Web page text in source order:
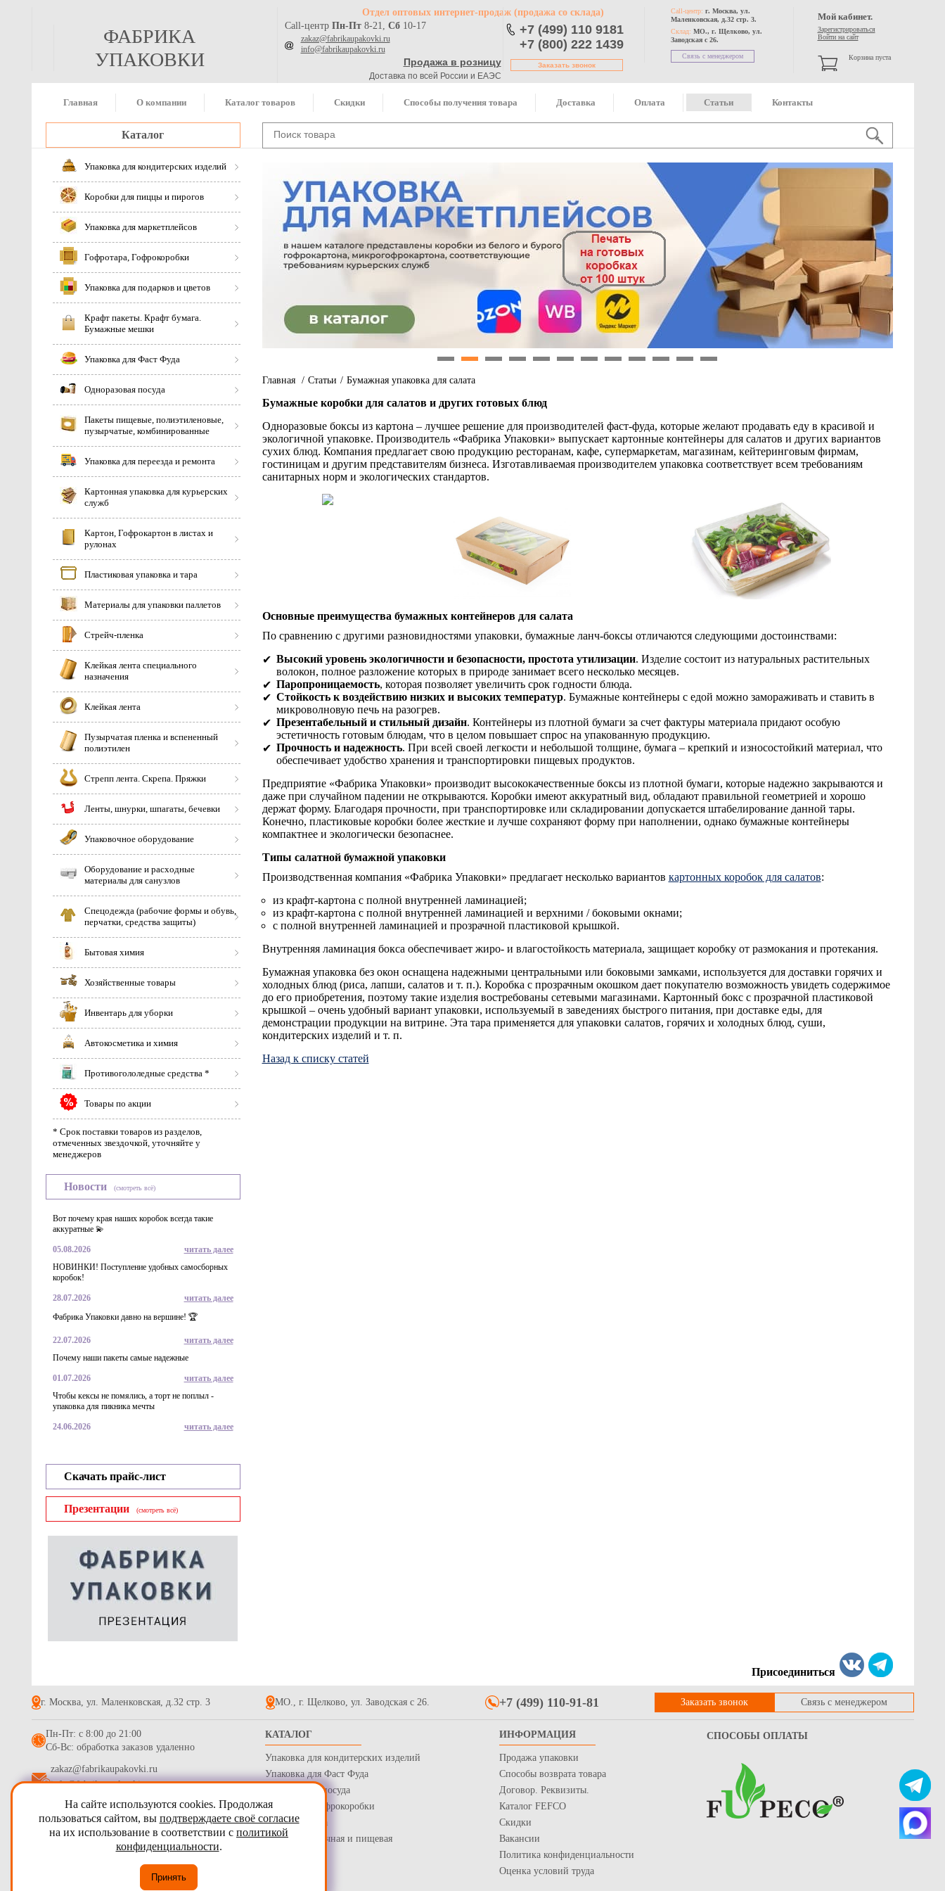
ФАБРИКА
УПАКОВКИ
Отдел оптовых интернет-продаж(продажа со склада)
Call-центр Пн-Пт8-21, Сб10-17
zakaz@fabrikaupakovki.ru
info@fabrikaupakovki.ru
Продажа в розницу
Доставка по всей России и ЕАЭС
+7 (499) 110 9181
+7 (800) 222 1439
Заказать звонок
Call-центр: г. Москва, ул.
Маленковская, д.32 стр. 3.
Склад: МО., г. Щелково, ул.
Заводская с 26.
Связь с менеджером
Мой кабинет.
Зарегистрироваться
Войти на сайт
Корзина пуста
Главная О компании Каталог товаров Скидки Способы получения товара Доставка Оплата Статьи Контакты
Каталог
Упаковка для кондитерских изделий
Коробки для пиццы и пирогов
Упаковка для маркетплейсов
Гофротара, Гофрокоробки
Упаковка для подарков и цветов
Крафт пакеты. Крафт бумага.
Бумажные мешки
Упаковка для Фаст Фуда
Одноразовая посуда
Пакеты пищевые, полиэтиленовые,
пузырчатые, комбинированные
Упаковка для переезда и ремонта
Картонная упаковка для курьерских
служб
Картон, Гофрокартон в листах и
рулонах
Пластиковая упаковка и тара
Материалы для упаковки паллетов
Стрейч-пленка
Клейкая лента специального
назначения
Клейкая лента
Пузырчатая пленка и вспененный
полиэтилен
Стрепп лента. Скрепа. Пряжки
Ленты, шнурки, шпагаты, бечевки
Упаковочное оборудование
Оборудование и расходные
материалы для санузлов
Спецодежда (рабочие формы и обувь,
перчатки, средства защиты)
Бытовая химия
Хозяйственные товары
Инвентарь для уборки
Автокосметика и химия
Противогололедные средства *
Товары по акции
* Срок поставки товаров из разделов,
отмеченных звездочкой, уточняйте у
менеджеров
Новости (смотреть всё)
Вот почему края наших коробок всегда такие
аккуратные 💫
05.08.2026
читать далее
НОВИНКИ! Поступление удобных самосборных
коробок!
28.07.2026
читать далее
Фабрика Упаковки давно на вершине! 🏆
22.07.2026
читать далее
Почему наши пакеты самые надежные
01.07.2026
читать далее
Чтобы кексы не помялись, а торт не поплыл -
упаковка для пикника мечты
24.06.2026 читать далее
Скачать прайс-лист
Презентации (смотреть всё)
Главная / Статьи / Бумажная упаковка для салата
Бумажные коробки для салатов и других готовых блюд
Одноразовые боксы из картона – лучшее решение для производителей фаст-фуда, которые желают продавать еду в красивой и
экологичной упаковке. Производитель «Фабрика Упаковки» выпускает картонные контейнеры для салатов и других вариантов
сухих блюд. Компания предлагает свою продукцию ресторанам, кафе, супермаркетам, магазинам, кейтеринговым фирмам,
гостиницам и другим представителям бизнеса. Изготавливаемая производителем упаковка соответствует всем требованиям
санитарных норм и экологических стандартов.
Основные преимущества бумажных контейнеров для салата
По сравнению с другими разновидностями упаковки, бумажные ланч-боксы отличаются следующими достоинствами:
Высокий уровень экологичности и безопасности, простота утилизации. Изделие состоит из натуральных растительных
волокон, полное разложение которых в природе занимает всего несколько месяцев.
Паропроницаемость, которая позволяет увеличить срок годности блюда.
Стойкость к воздействию низких и высоких температур. Бумажные контейнеры с едой можно замораживать и ставить в
микроволновую печь на разогрев.
Презентабельный и стильный дизайн. Контейнеры из плотной бумаги за счет фактуры материала придают особую
эстетичность готовым блюдам, что в целом повышает спрос на упакованную продукцию.
Прочность и надежность. При всей своей легкости и небольшой толщине, бумага – крепкий и износостойкий материал, что
обеспечивает удобство хранения и транспортировки пищевых продуктов.
Предприятие «Фабрика Упаковки» производит высококачественные боксы из плотной бумаги, которые надежно закрываются и
даже при случайном падении не открываются. Коробки имеют аккуратный вид, обладают правильной геометрией и хорошо
держат форму. Благодаря прочности, при транспортировке или складировании допускается штабелирование данной тары.
Конечно, пластиковые коробки более жесткие и лучше сохраняют форму при наполнении, однако бумажные контейнеры
компактнее и экологически безопаснее.
Типы салатной бумажной упаковки
Производственная компания «Фабрика Упаковки» предлагает несколько вариантов картонных коробок для салатов:
из крафт-картона с полной внутренней ламинацией;
из крафт-картона с полной внутренней ламинацией и верхними / боковыми окнами;
с полной внутренней ламинацией и прозрачной пластиковой крышкой.
Внутренняя ламинация бокса обеспечивает жиро- и влагостойкость материала, защищает коробку от размокания и протекания.
Бумажная упаковка без окон оснащена надежными центральными или боковыми замками, используется для доставки горячих и
холодных блюд (риса, лапши, салатов и т. п.). Коробка с прозрачным окошком дает покупателю возможность увидеть содержимое
до его приобретения, поэтому такие изделия востребованы сетевыми магазинами. Картонный бокс с прозрачной пластиковой
крышкой – очень удобный вариант упаковки, используемый в заведениях быстрого питания, при доставке еды, для
демонстрации продукции на витрине. Эта тара применяется для упаковки салатов, горячих и холодных блюд, суши,
кондитерских изделий и т. п.
Назад к списку статей
Присоединиться
г. Москва, ул. Маленковская, д.32 стр. 3 МО., г. Щелково, ул. Заводская с 26. +7 (499) 110-91-81 Заказать звонок Связь с менеджером
Пн-Пт: с 8:00 до 21:00
Сб-Вс: обработка заказов удаленно
zakaz@fabrikaupakovki.ru
info@fabrikaupakovki.ru
2009 - 2026ПТП Фабрика Упаковки
Карта сайта
Согласие на обработку персональных данных
КАТАЛОГ
Упаковка для кондитерских изделий
Упаковка для Фаст Фуда
Одноразовая посуда
Гофротара, Гофрокоробки
Стрейч пленка
Бумага оберточная и пищевая
ИНФОРМАЦИЯ
Продажа упаковки
Способы возврата товара
Договор. Реквизиты.
Каталог FEFCO
Скидки
Вакансии
Политика конфиденциальности
Оценка условий труда
СПОСОБЫ ОПЛАТЫ
На сайте используются cookies. Продолжая
пользоваться сайтом, вы подтверждаете своё согласие
на их использование в соответствии с политикой
конфиденциальности.
Принять